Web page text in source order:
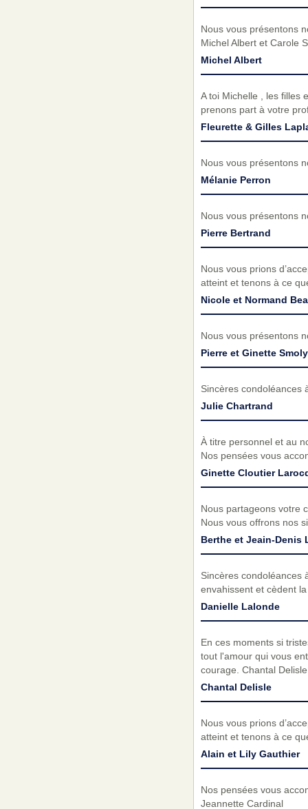
Nous vous présentons
Michel Albert et Carole
Michel Albert
A toi Michelle , les filles
prenons part à votre
Fleurette & Gilles
Nous vous présentons
Mélanie Perron
Nous vous présentons
Pierre Bertrand
Nous vous prions
atteint et tenons à ce
Nicole et Normand
Nous vous présentons
Pierre et Ginette
Sincères condoléances
Julie Chartrand
À titre personnel et au
Nos pensées vous
Ginette Cloutier
Nous partageons votre
Nous vous offrons nos
Berthe et Jeain-Denis
Sincères condoléances
envahissent et cèdent
Danielle Lalonde
En ces moments si
tout l'amour qui vous
courage. Chantal Delisle
Chantal Delisle
Nous vous prions
atteint et tenons à ce
Alain et Lily Gauthier
Nos pensées vous
Jeannette Cardinal